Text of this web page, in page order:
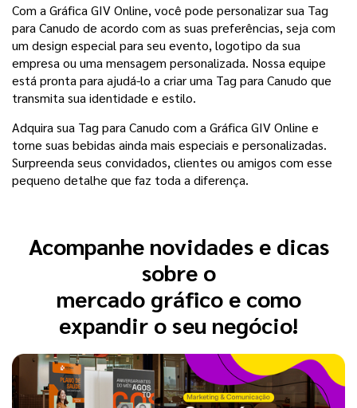
Com a Gráfica GIV Online, você pode personalizar sua Tag
para Canudo de acordo com as suas preferências, seja com
um design especial para seu evento, logotipo da sua
empresa ou uma mensagem personalizada. Nossa equipe
está pronta para ajudá-lo a criar uma Tag para Canudo que
transmita sua identidade e estilo.
Adquira sua Tag para Canudo com a Gráfica GIV Online e
torne suas bebidas ainda mais especiais e personalizadas.
Surpreenda seus convidados, clientes ou amigos com esse
pequeno detalhe que faz toda a diferença.
Acompanhe novidades e dicas
sobre o
mercado gráfico e como
expandir o seu negócio!